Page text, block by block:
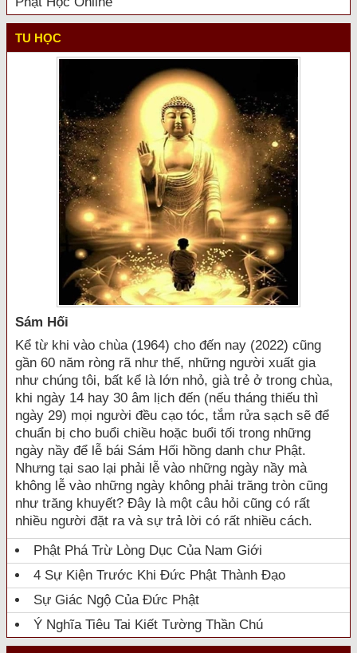
TU HỌC
Sám Hối
Kể từ khi vào chùa (1964) cho đến nay (2022) cũng
gần 60 năm ròng rã như thế, những người xuất gia
như chúng tôi, bất kể là lớn nhỏ, già trẻ ở trong chùa,
khi ngày 14 hay 30 âm lịch đến (nếu tháng thiếu thì
ngày 29) mọi người đều cạo tóc, tắm rửa sạch sẽ để
chuẩn bị cho buổi chiều hoặc buổi tối trong những
ngày nầy để lễ bái Sám Hối hồng danh chư Phật.
Nhưng tại sao lại phải lễ vào những ngày nầy mà
không lễ vào những ngày không phải trăng tròn cũng
như trăng khuyết? Đây là một câu hỏi cũng có rất
nhiều người đặt ra và sự trả lời có rất nhiều cách.
Phật Phá Trừ Lòng Dục Của Nam Giới
4 Sự Kiện Trước Khi Đức Phật Thành Đạo
Sự Giác Ngộ Của Đức Phật
Ý Nghĩa Tiêu Tai Kiết Tường Thần Chú